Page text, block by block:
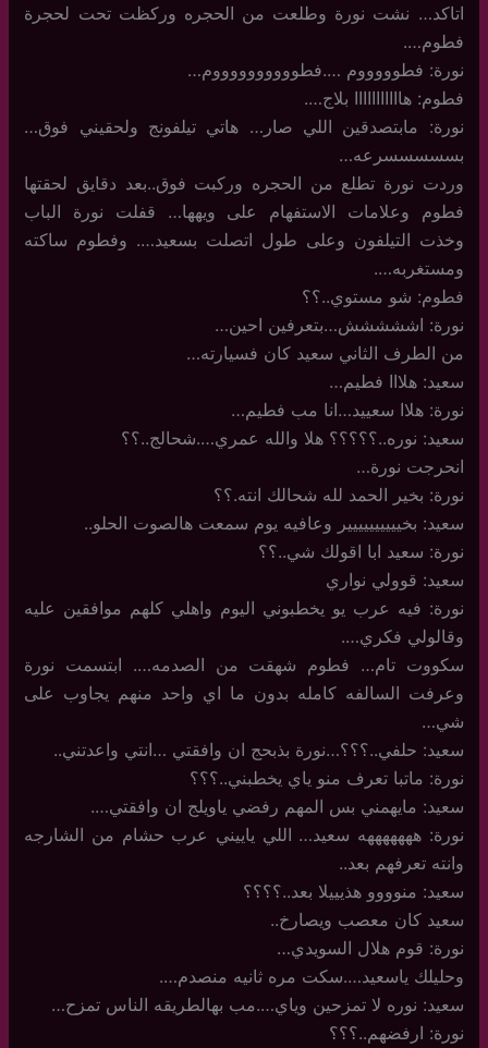
اتاكد… نشت نورة وطلعت من الحجره وركظت تحت لحجرة
فطوم….
نورة: فطوووووم ….فطووووووووووم…
فطوم: هااااااااااا بلاج….
نورة: مابتصدقين اللي صار… هاتي تيلفونج ولحقيني فوق…
بسسسسسرعه…
وردت نورة تطلع من الحجره وركبت فوق..بعد دقايق لحقتها
فطوم وعلامات الاستفهام على ويهها… قفلت نورة الباب
وخذت التيلفون وعلى طول اتصلت بسعيد…. وفطوم ساكته
ومستغربه….
فطوم: شو مستوي..؟؟
نورة: اششششش…بتعرفين احين…
من الطرف الثاني سعيد كان فسيارته…
سعيد: هلااا فطيم…
نورة: هلاا سعييد…انا مب فطيم…
سعيد: نوره..؟؟؟؟؟ هلا والله عمري….شحالج..؟؟
انحرجت نورة…
نورة: بخير الحمد لله شحالك انته.؟؟
سعيد: بخيييييييييير وعافيه يوم سمعت هالصوت الحلو..
نورة: سعيد ابا اقولك شي..؟؟
سعيد: قوولي نواري
نورة: فيه عرب يو يخطبوني اليوم واهلي كلهم موافقين عليه
وقالولي فكري….
سكووت تام… فطوم شهقت من الصدمه…. ابتسمت نورة
وعرفت السالفه كامله بدون ما اي واحد منهم يجاوب على
شي…
سعيد: حلفي..؟؟؟…نورة بذبحج ان وافقتي …انتي واعدتني..
نورة: ماتبا تعرف منو ياي يخطبني..؟؟؟
سعيد: مايهمني بس المهم رفضي ياويلج ان وافقتي….
نورة: هههههههه سعيد… اللي ياييني عرب حشام من الشارجه
وانته تعرفهم بعد..
سعيد: منوووو هذيييلا بعد..؟؟؟؟
سعيد كان معصب ويصارخ..
نورة: قوم هلال السويدي…
وحليلك ياسعيد….سكت مره ثانيه منصدم….
سعيد: نوره لا تمزحين وياي….مب بهالطريقه الناس تمزح…
نورة: ارفضهم..؟؟؟